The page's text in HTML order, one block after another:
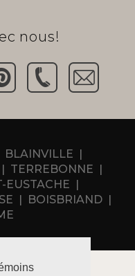
nous!
BLAINVILLE
TERREBONNE
EUSTACHE
BOISBRIAND